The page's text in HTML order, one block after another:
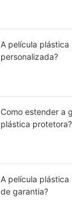
A película
personalizada?
Como estender a
plástica protetora?
A película
de garantia?